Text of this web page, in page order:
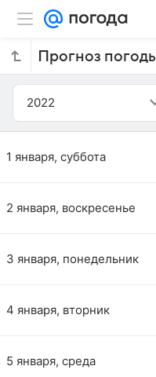
2022
1 января, суббота
2 января, воскресенье
3 января, понедельник
4 января, вторник
5 января, среда